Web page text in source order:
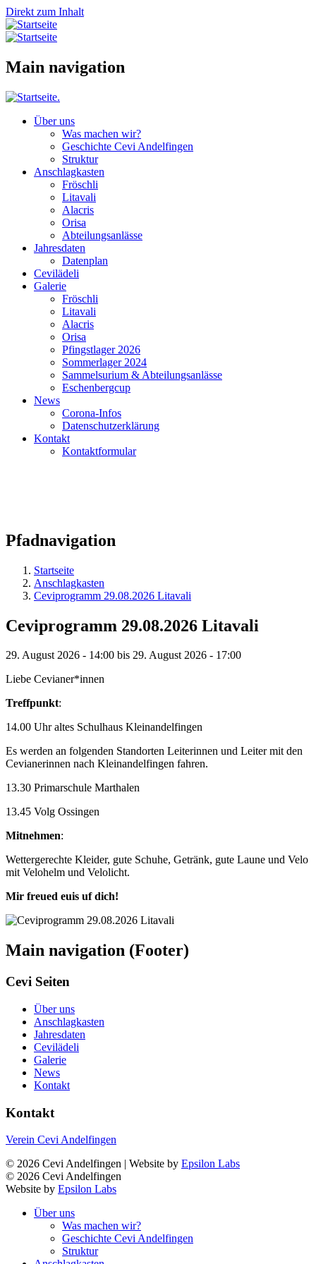
Direkt zum Inhalt
Main navigation
Über uns
Was machen wir?
Geschichte Cevi Andelfingen
Struktur
Anschlagkasten
Fröschli
Litavali
Alacris
Orisa
Abteilungsanlässe
Jahresdaten
Datenplan
Cevilädeli
Galerie
Fröschli
Litavali
Alacris
Orisa
Pfingstlager 2026
Sommerlager 2024
Sammelsurium & Abteilungsanlässe
Eschenbergcup
News
Corona-Infos
Datenschutzerklärung
Kontakt
Kontaktformular
Pfadnavigation
Startseite
Anschlagkasten
Ceviprogramm 29.08.2026 Litavali
Ceviprogramm 29.08.2026 Litavali
29. August 2026 - 14:00 bis 29. August 2026 - 17:00
Liebe Cevianer*innen
Treffpunkt:
14.00 Uhr altes Schulhaus Kleinandelfingen
Es werden an folgenden Standorten Leiterinnen und Leiter mit den
Cevianerinnen nach Kleinandelfingen fahren.
13.30 Primarschule Marthalen
13.45 Volg Ossingen
Mitnehmen:
Wettergerechte Kleider, gute Schuhe, Getränk, gute Laune und Velo
mit Velohelm und Velolicht.
Mir freued euis uf dich!
Main navigation (Footer)
Cevi Seiten
Über uns
Anschlagkasten
Jahresdaten
Cevilädeli
Galerie
News
Kontakt
Kontakt
Verein Cevi Andelfingen
© 2026 Cevi Andelfingen | Website by Epsilon Labs
© 2026 Cevi Andelfingen
Website by Epsilon Labs
Über uns
Was machen wir?
Geschichte Cevi Andelfingen
Struktur